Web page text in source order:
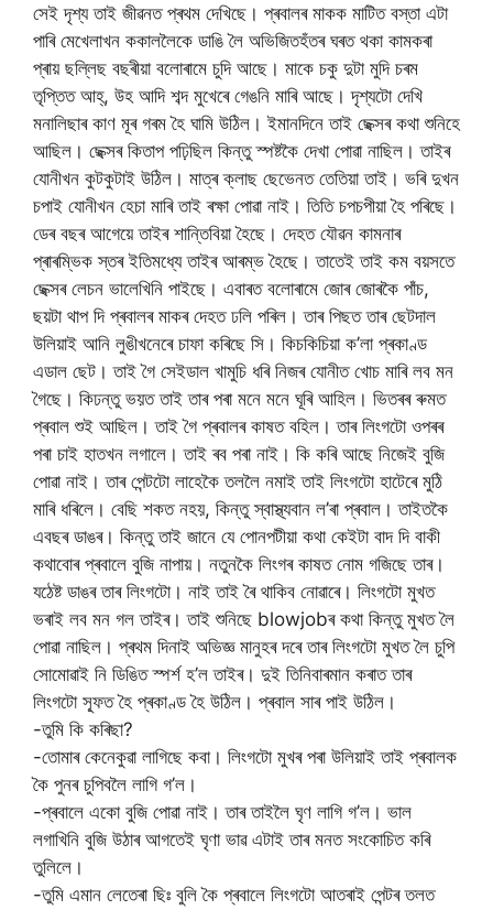
সেই দৃশ্য তাই জীৱনত প্ৰথম দেখিছে। প্ৰবালৰ মাকক মাটিত বস্তা এটা
পাৰি মেখেলাখন ককাললৈকে ডাঙি লৈ অভিজিতহঁতৰ ঘৰত থকা কামকৰা
প্ৰায় ছল্লিছ বছৰীয়া বলোৰামে চুদি আছে। মাকে চকু দুটা মুদি চৰম
তৃপ্তিত আহ্, উহ আদি শব্দ মুখেৰে গেঙনি মাৰি আছে। দৃশ্যটো দেখি
মনালিছাৰ কাণ মূৰ গৰম হৈ ঘামি উঠিল। ইমানদিনে তাই ছেক্সৰ কথা শুনিহে
আছিল। ছেক্সৰ কিতাপ পঢ়িছিল কিন্তু স্পষ্টকৈ দেখা পোৱা নাছিল। তাইৰ
যোনীখন কুটকুটাই উঠিল। মাত্ৰ ক্লাছ ছেভেনত তেতিয়া তাই। ভৰি দুখন
চপাই যোনীখন হেচা মাৰি তাই ৰক্ষা পোৱা নাই। তিতি চপচপীয়া হৈ পৰিছে।
ডেৰ বছৰ আগেয়ে তাইৰ শান্তিবিয়া হৈছে। দেহত যৌৱন কামনাৰ
প্ৰাৰম্ভিক স্তৰ ইতিমধ্যে তাইৰ আৰম্ভ হৈছে। তাতেই তাই কম বয়সতে
ছেক্সৰ লেচন ভালেখিনি পাইছে। এবাৰত বলোৰামে জোৰ জোৰকৈ পাঁচ,
ছয়টা থাপ দি প্ৰবালৰ মাকৰ দেহত ঢলি পৰিল। তাৰ পিছত তাৰ ছেটদাল
উলিয়াই আনি লুঙীখনেৰে চাফা কৰিছে সি। কিচকিচিয়া ক’লা প্ৰকাণ্ড
এডাল ছেট। তাই গৈ সেইডাল খামুচি ধৰি নিজৰ যোনীত খোচ মাৰি লব মন
গৈছে। কিঢন্তু ভয়ত তাই তাৰ পৰা মনে মনে ঘূৰি আহিল। ভিতৰৰ ৰুমত
প্ৰবাল শুই আছিল। তাই গৈ প্ৰবালৰ কাষত বহিল। তাৰ লিংগটো ওপৰৰ
পৰা চাই হাতখন লগালে। তাই ৰব পৰা নাই। কি কৰি আছে নিজেই বুজি
পোৱা নাই। তাৰ পেন্টটো লাহেকৈ তললৈ নমাই তাই লিংগটো হাটেৰে মুঠি
মাৰি ধৰিলে। বেছি শকত নহয়, কিন্তু স্বাস্থ্যবান ল’ৰা প্ৰবাল। তাইতকৈ
এবছৰ ডাঙৰ। কিন্তু তাই জানে যে পোনপটীয়া কথা কেইটা বাদ দি বাকী
কথাবোৰ প্ৰবালে বুজি নাপায়। নতুনকৈ লিংগৰ কাষত নোম গজিছে তাৰ।
যঠেষ্ট ডাঙৰ তাৰ লিংগটো। নাই তাই ৰৈ থাকিব নোৱাৰে। লিংগটো মুখত
ভৰাই লব মন গল তাইৰ। তাই শুনিছে blowjobৰ কথা কিন্তু মুখত লৈ
পোৱা নাছিল। প্ৰথম দিনাই অভিজ্ঞ মানুহৰ দৰে তাৰ লিংগটো মুখত লৈ চুপি
সোমোৱাই নি ডিঙিত স্পৰ্শ হ’ল তাইৰ। দুই তিনিবাৰমান কৰাত তাৰ
লিংগটো স্ফূত হৈ প্ৰকাণ্ড হৈ উঠিল। প্ৰবাল সাৰ পাই উঠিল।
-তুমি কি কৰিছা?
-তোমাৰ কেনেকুৱা লাগিছে কবা। লিংগটো মুখৰ পৰা উলিয়াই তাই প্ৰবালক
কৈ পুনৰ চুপিবলৈ লাগি গ’ল।
-প্ৰবালে একো বুজি পোৱা নাই। তাৰ তাইলৈ ঘৃণ লাগি গ’ল। ভাল
লগাখিনি বুজি উঠাৰ আগতেই ঘৃণা ভাৱ এটাই তাৰ মনত সংকোচিত কৰি
তুলিলে।
-তুমি এমান লেতেৰা ছিঃ বুলি কৈ প্ৰবালে লিংগটো আতৰাই পেন্টৰ তলত